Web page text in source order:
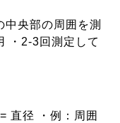
中央部の周囲を測
・2-3回測定して
直径 ・例：周囲